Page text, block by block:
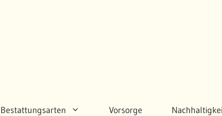
Bestattungsarten Vorsorge